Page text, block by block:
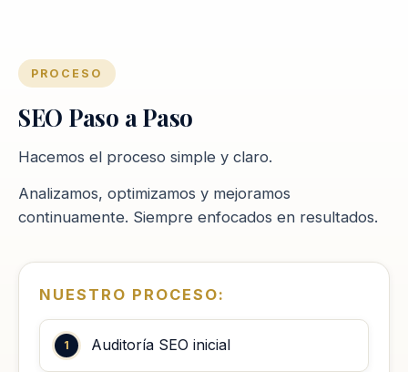
NUESTRO PROCESO:
Auditoría SEO inicial
PROCESO
SEO Paso a Paso
Hacemos el proceso simple y claro.
Analizamos, optimizamos y mejoramos
continuamente. Siempre enfocados en resultados.